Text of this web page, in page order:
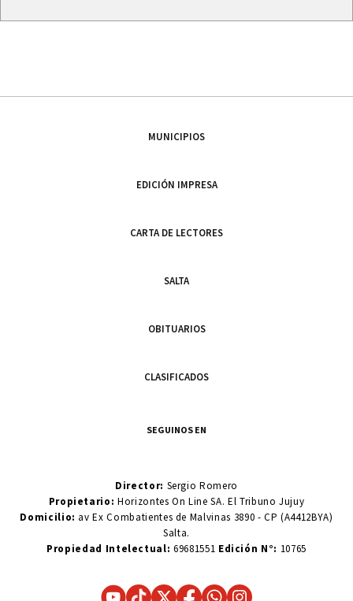
MUNICIPIOS
EDICIÓN IMPRESA
CARTA DE LECTORES
SALTA
OBITUARIOS
CLASIFICADOS
SEGUINOS EN
Director: Sergio Romero
Propietario:Horizontes On Line SA. El Tribuno Jujuy
Domicilio: av Ex Combatientes de Malvinas 3890 - CP (A4412BYA)
Salta.
Propiedad Intelectual: 69681551 Edición N°: 10765